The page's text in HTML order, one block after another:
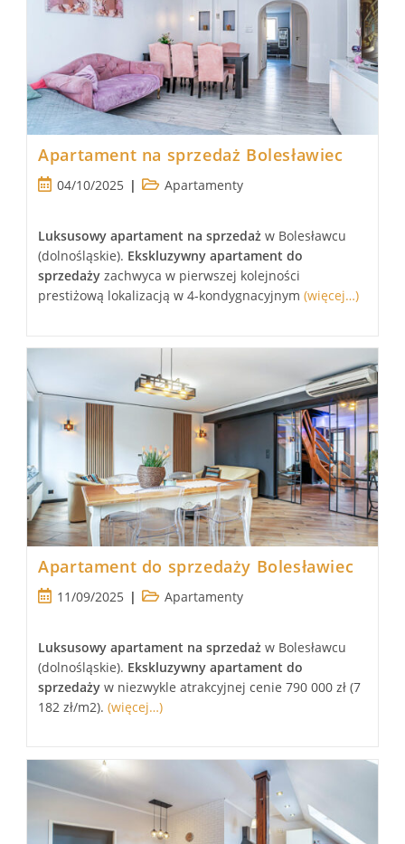
Apartament na sprzedaż Bolesławiec
Post04/10/2025
PostApartamenty
Luksusowy apartament na sprzedaż w Bolesławcu
(dolnośląskie). Ekskluzywny apartament do
sprzedaży zachwyca w pierwszej kolejności
prestiżową lokalizacją w 4-kondygnacyjnym(więcej…)
Apartament do sprzedaży Bolesławiec
Post11/09/2025
PostApartamenty
Luksusowy apartament na sprzedaż w Bolesławcu
(dolnośląskie). Ekskluzywny apartament do
sprzedaży w niezwykle atrakcyjnej cenie 790 000 zł (7
182 zł/m2).(więcej…)